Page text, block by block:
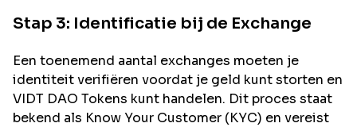
Stap 3: Identificatie bij de Exchange
Een toenemend aantal exchanges moeten je
identiteit verifiëren voordat je geld kunt storten en
VIDT DAO Tokens kunt handelen. Dit proces staat
bekend als Know Your Customer (KYC) en vereist